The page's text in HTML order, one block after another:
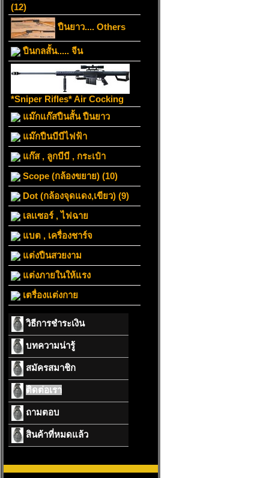
(12)
ปืนยาว.... Others
ปืนกลสั้น..... จีน
*Sniper Rifles* Air Cocking
แม๊กแก๊สปืนสั้น ปืนยาว
แม๊กปืนบีบีไฟฟ้า
แก๊ส , ลูกบีบี , กระเป๋า
Scope (กล้องขยาย) (10)
Dot (กล้องจุดแดง,เขียว) (9)
เลเเซอร์ , ไฟฉาย
แบต , เครื่องชาร์จ
แต่งปืนสวยงาม
แต่งภายในให้แรง
เตรื่องแต่งกาย
วิธีการชำระเงิน
บทความน่ารู้
สมัครสมาชิก
ติดต่อเรา
ถามตอบ
สินค้าที่หมดแล้ว